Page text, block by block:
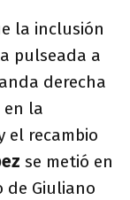
la inclusión
pulseada a
derecha
en la
el recambio
se metió en
Giuliano